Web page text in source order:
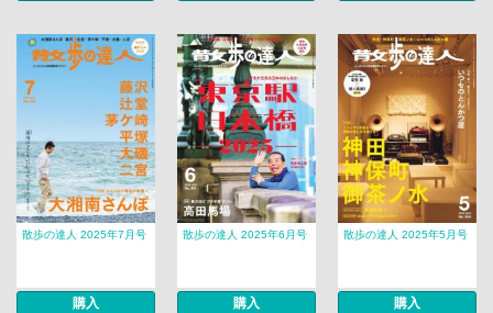
散歩の達人 2025年7月号
購入
散歩の達人 2025年6月号
購入
散歩の達人 2025年5月号
購入